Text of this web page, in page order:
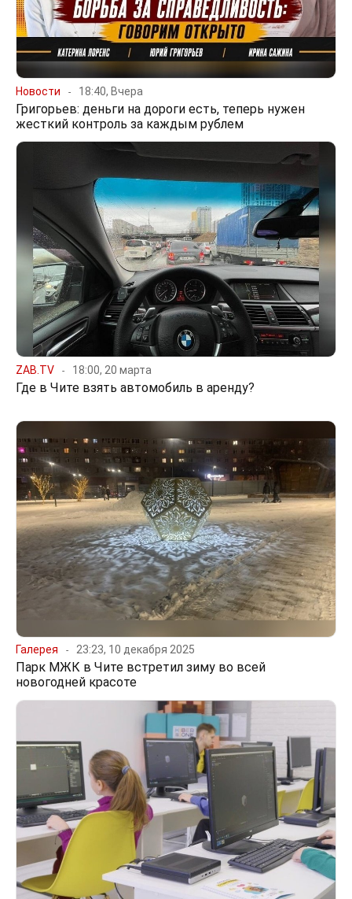
Новости 18:40, Вчера
Григорьев: деньги на дороги есть, теперь нужен
жесткий контроль за каждым рублем
ZAB.TV 18:00, 20 марта
Где в Чите взять автомобиль в аренду?
Галерея 23:23, 10 декабря 2025
Парк МЖК в Чите встретил зиму во всей
новогодней красоте